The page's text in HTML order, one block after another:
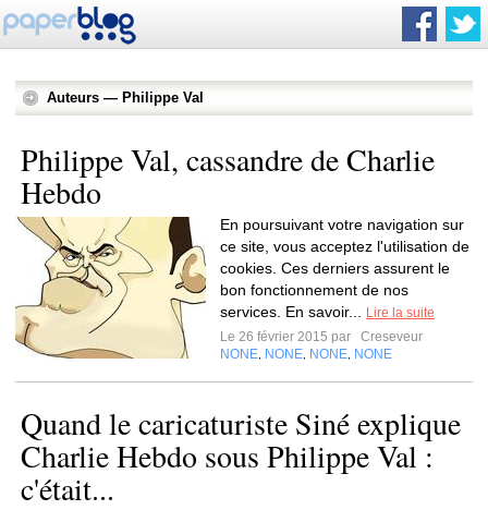
Auteurs — Philippe Val
Philippe Val, cassandre de Charlie
Hebdo
En poursuivant votre navigation sur
ce site, vous acceptez l'utilisation de
cookies. Ces derniers assurent le
bon fonctionnement de nos
services. En savoir...
Lire la suite
Le 26 février 2015 par
Creseveur
NONE NONE NONE NONE
Quand le caricaturiste Siné explique
Charlie Hebdo sous Philippe Val :
c'était...